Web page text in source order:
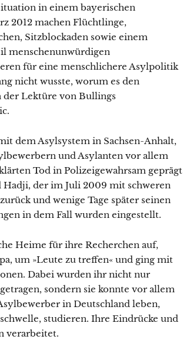
in einem bayerischen
2012 machen Flüchtlinge,
Sitzblockaden sowie einem
menschenunwürdigen
für eine menschlichere Asylpolitik
nicht wusste, worum es den
der Lektüre von Bullings
dem Asylsystem in Sachsen-Anhalt,
und Asylanten vor allem
Tod in Polizeigewahrsam geprägt
Hadji, der im Juli 2009 mit schweren
und wenige Tage später seinen
in dem Fall wurden eingestellt.
Heime für ihre Recherchen auf,
um »Leute zu treffen« und ging mit
Dabei wurden ihr nicht nur
sondern sie konnte vor allem
in Deutschland leben,
studieren. Ihre Eindrücke und
verarbeitet.